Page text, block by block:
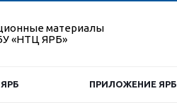
материалы
«НТЦ ЯРБ»
ПРИЛОЖЕНИЕ ЯРБ